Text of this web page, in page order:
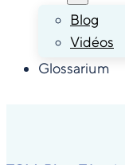
Blog
Vidéos
Glossarium